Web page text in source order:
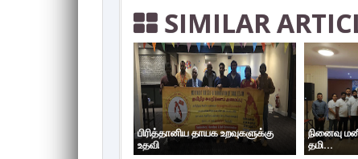
SIMILAR
பிரித்தானிய தாயக உறவுகளுக்கு
உதவி
நினைவு
தமி...